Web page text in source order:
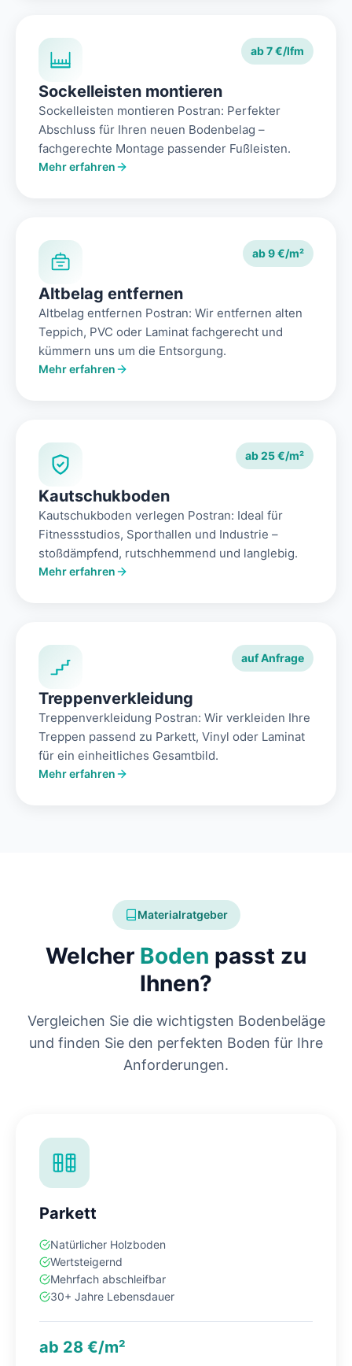
ab 7 €/lfm
Sockelleisten montieren
Sockelleisten montieren Postran: Perfekter
Abschluss für Ihren neuen Bodenbelag –
fachgerechte Montage passender Fußleisten.
Mehr erfahren
ab 9 €/m²
Altbelag entfernen
Altbelag entfernen Postran: Wir entfernen alten
Teppich, PVC oder Laminat fachgerecht und
kümmern uns um die Entsorgung.
Mehr erfahren
ab 25 €/m²
Kautschukboden
Kautschukboden verlegen Postran: Ideal für
Fitnessstudios, Sporthallen und Industrie –
stoßdämpfend, rutschhemmend und langlebig.
Mehr erfahren
auf Anfrage
Treppenverkleidung
Treppenverkleidung Postran: Wir verkleiden Ihre
Treppen passend zu Parkett, Vinyl oder Laminat
für ein einheitliches Gesamtbild.
Mehr erfahren
Materialratgeber
Welcher Boden passt zu
Ihnen?
Vergleichen Sie die wichtigsten Bodenbeläge
und finden Sie den perfekten Boden für Ihre
Anforderungen.
Parkett
Natürlicher Holzboden
Wertsteigernd
Mehrfach abschleifbar
30+ Jahre Lebensdauer
ab 28 €/m²